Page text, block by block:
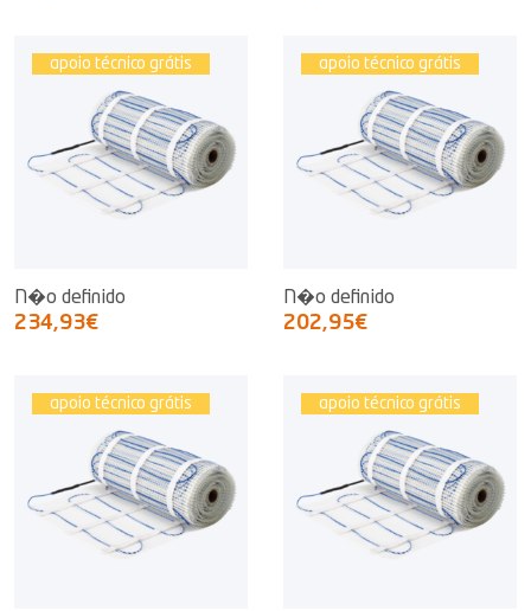
apoio técnico grátis
N�o definido
234,93€
apoio técnico grátis
N�o definido
202,95€
apoio técnico grátis apoio técnico grátis